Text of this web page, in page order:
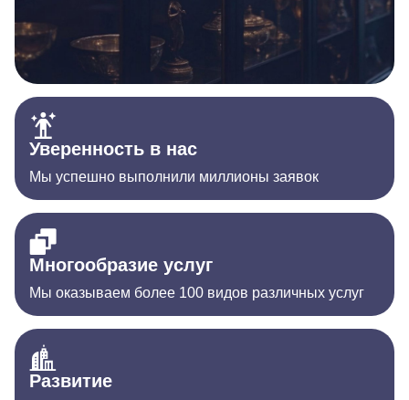
Уверенность в нас
Мы успешно выполнили миллионы заявок
Многообразие услуг
Мы оказываем более 100 видов различных услуг
Развитие